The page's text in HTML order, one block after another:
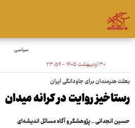
سیاسی
۳۰ اردیبهشت ۱۴۰۵ - ۲۳:۵۴
بعثت هنرمندان برای جاودانگی ایران
رستاخیز روایت در کرانه میدان
حسین انجدانی _ پژوهشگر و آگاه مسائل اندیشه‌ای